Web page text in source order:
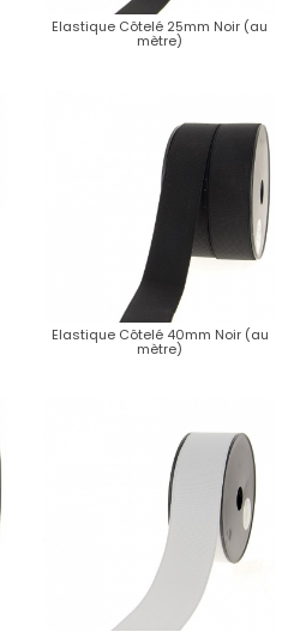
Elastique Côtelé 25mm Noir (au
mètre)
Elastique Côtelé 40mm Noir (au
mètre)